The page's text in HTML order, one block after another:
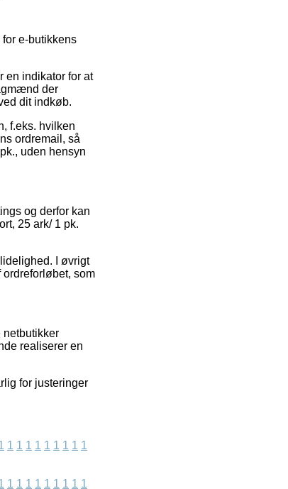
e-butikkens
en indikator for at
der
dit indkøb.
f.eks. hvilken
ordremail, så
uden hensyn
og derfor kan
25 ark/ 1 pk.
I øvrigt
som
netbutikker
realiserer en
for justeringer
1 1 1 1 1 1 1 1 1
1 1 1 1 1 1 1 1 1